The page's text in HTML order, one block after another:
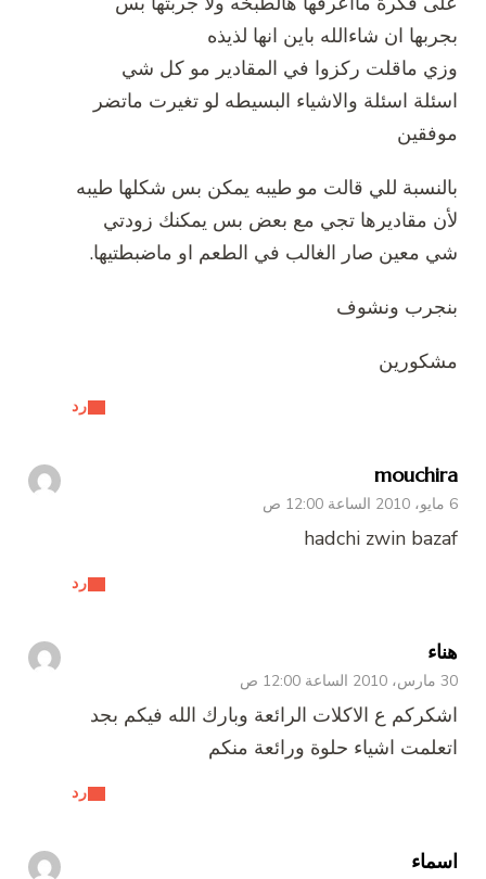
رد
بجربها ان شاءالله باين انها لذيذه
وزي ماقلت ركزوا في المقادير مو كل شي
اسئلة اسئلة والاشياء البسيطه لو تغيرت ماتضر
موفقين
بالنسبة للي قالت مو طيبه يمكن بس شكلها طيبه
لأن مقاديرها تجي مع بعض بس يمكنك زودتي
شي معين صار الغالب في الطعم او ماضبطتيها.
بنجرب ونشوف
مشكورين
mouchira
6 مايو، 2010 الساعة 12:00 ص
رد
hadchi zwin bazaf
هناء
30 مارس، 2010 الساعة 12:00 ص
رد
اشكركم ع الاكلات الرائعة وبارك الله فيكم بجد
اتعلمت اشياء حلوة ورائعة منكم
اسماء